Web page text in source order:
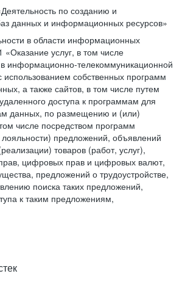
по созданию и
данных и информационных ресурсов»
в области информационных
«Оказание услуг, в том числе
в информационно-телекоммуникационной
использованием собственных программ
а также сайтов, в том числе путем
доступа к программам для
данных, по размещению и (или)
числе посредством программ
лояльности) предложений, объявлений
товаров (работ, услуг),
цифровых прав и цифровых валют,
предложений о трудоустройстве,
поиска таких предложений,
к таким предложениям,